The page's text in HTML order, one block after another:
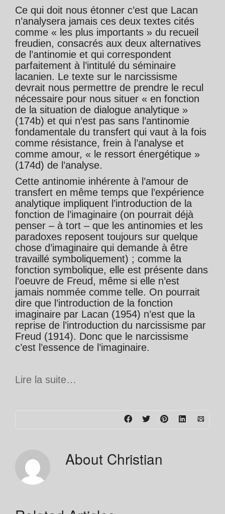
Ce qui doit nous étonner c’est que Lacan
n’analysera jamais ces deux textes cités
comme « les plus importants » du recueil
freudien, consacrés aux deux alternatives
de l’antinomie et qui correspondent
parfaitement à l’intitulé du séminaire
lacanien. Le texte sur le narcissisme
devrait nous permettre de prendre le recul
nécessaire pour nous situer « en fonction
de la situation de dialogue analytique »
(174b) et qui n’est pas sans l’antinomie
fondamentale du transfert qui vaut à la fois
comme résistance, frein à l’analyse et
comme amour, « le ressort énergétique »
(174d) de l’analyse.
Cette antinomie inhérente à l’amour de
transfert en même temps que l’expérience
analytique impliquent l’introduction de la
fonction de l’imaginaire (on pourrait déjà
penser – à tort – que les antinomies et les
paradoxes reposent toujours sur quelque
chose d’imaginaire qui demande à être
travaillé symboliquement) ; comme la
fonction symbolique, elle est présente dans
l’oeuvre de Freud, même si elle n’est
jamais nommée comme telle. On pourrait
dire que l’introduction de la fonction
imaginaire par Lacan (1954) n’est que la
reprise de l’introduction du narcissisme par
Freud (1914). Donc que le narcissisme
c’est l’essence de l’imaginaire.
Lire la suite…
About Christian